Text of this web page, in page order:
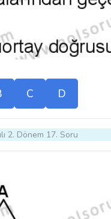
C D
2. Dönem 17. Soru